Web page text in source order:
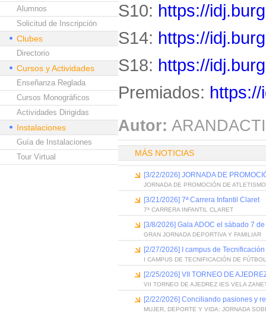
Alumnos
Solicitud de Inscripción
Clubes
Directorio
Cursos y Actividades
Enseñanza Reglada
Cursos Monográficos
Actividades Dirigidas
Instalaciones
Guía de Instalaciones
Tour Virtual
S10: https://
S14: https://
S18: https://
Premiados:
Autor:
MÁS NOTICIAS
[3/22/2026] JORNADA DE
JORNADA DE PROMOCIÓN DE
[3/21/2026] 7ª Carrera Infantil Claret
7ª CARRERA INFANTIL CLARET
[3/8/2026] Gala ADOC el sábado 7
GRAN JORNADA DEPORTIVA Y FAMILIAR
[2/27/2026] I campus de
I CAMPUS DE TECNIFICACIÓN DE
[2/25/2026] VII TORNEO DE
VII TORNEO DE AJEDREZ IES VELA
[2/22/2026] Conciliando pasiones y
MUJER, DEPORTE Y VIDA: JORNADA